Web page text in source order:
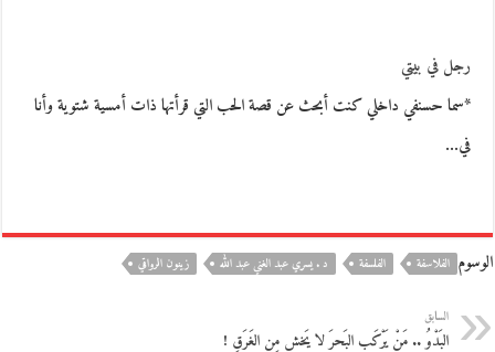
رجل في بيتي
*سما حسنفي داخلي كنت أبحث عن قصة الحب التي قرأتها ذات أمسية شتوية وأنا
في…
الوسوم الفلاسفة الفلسفة د . يسري عبد الغني عبد الله زينون الرواقي
السابق
البَدْوُ .. مَنْ يَرْكَب البَحرَ لا يَخش مِن الغَرَقِ !